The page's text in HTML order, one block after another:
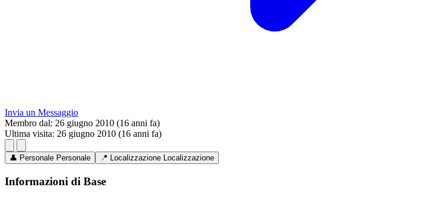
Invia un Messaggio
Membro dal: 26 giugno 2010 (16 anni fa)
Ultima visita: 26 giugno 2010 (16 anni fa)
👤 Personale Personale 📍 Localizzazione Localizzazione
Informazioni di Base